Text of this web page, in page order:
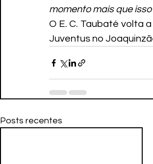
momento mais que
O E. C. Taubaté volta
Juventus no
Posts recentes